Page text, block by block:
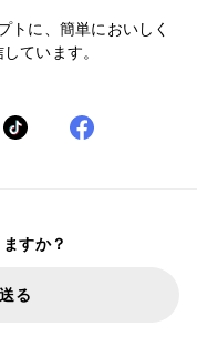
トに、簡単においしく
ています。
すか？
る